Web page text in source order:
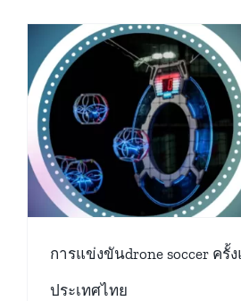
การแข่งขันdrone soccer ครั้
ประเทศไทย